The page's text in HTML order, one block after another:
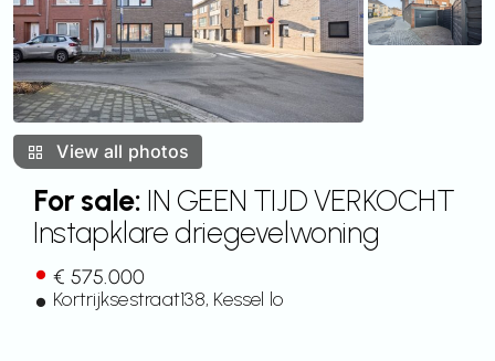
For rent
Success Stories
Team
View all photos
For sale: IN GEEN TIJD VERKOCHT
Instapklare driegevelwoning
€ 575.000
Kortrijksestraat138, Kessel lo